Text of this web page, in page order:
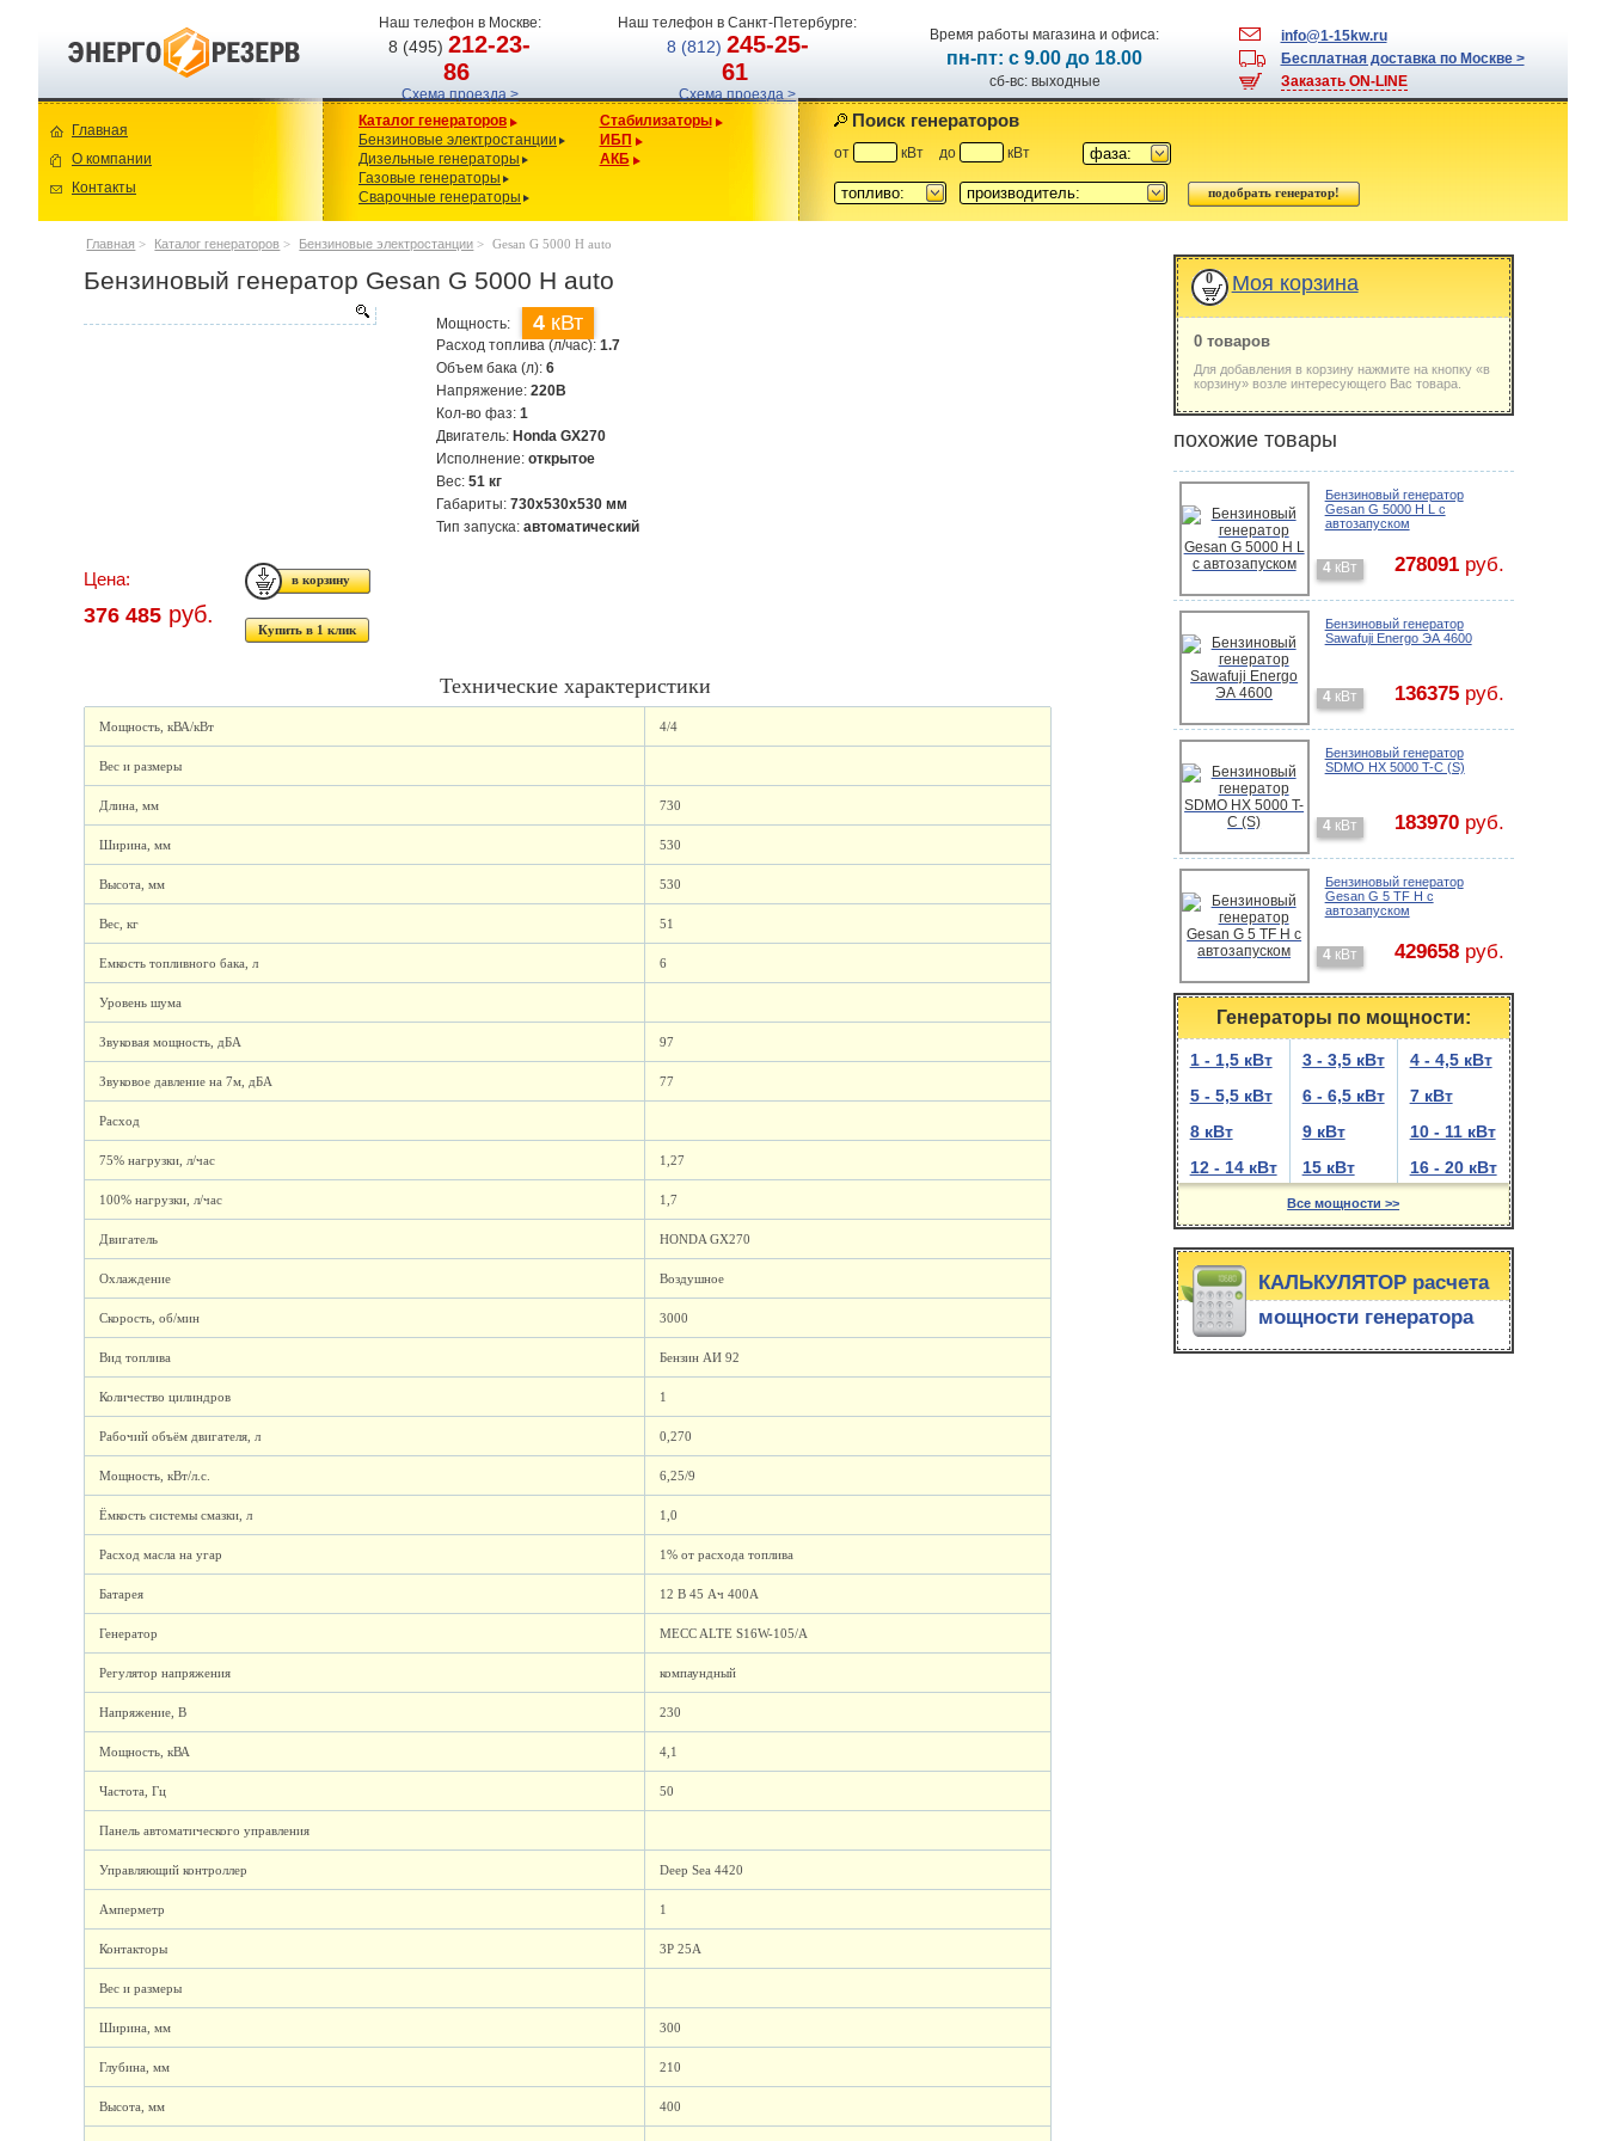
Наш телефон в Москве:
8 (495)212-23-
86
Схема проезда >
Наш телефон в Санкт-Петербурге:
8 (812) 245-25-
61
Схема проезда >
Время работы магазина и офиса:
пн-пт: с 9.00 до 18.00
сб-вс: выходные
info@1-15kw.ru
Бесплатная доставка по Москве >
Заказать ON-LINE
Главная
О компании
Контакты
Каталог генераторов
Бензиновые электростанции
Дизельные генераторы
Газовые генераторы
Сварочные генераторы
Стабилизаторы
ИБП
АКБ
Поиск генераторов
от кВт до кВт фаза:
топливо: производитель:
Главная > Каталог генераторов > Бензиновые электростанции > Gesan G 5000 H auto
Бензиновый генератор Gesan G 5000 H auto
Мощность: 4 кВт
Расход топлива (л/час):1.7
Объем бака (л):6
Напряжение:220В
Кол-во фаз:1
Двигатель: Honda GX270
Исполнение:открытое
Вес:51 кг
Габариты:730х530х530 мм
Тип запуска:автоматический
Цена:
376 485 руб.
Купить в 1 клик
Технические характеристики
Мощность, кВА/кВт 4/4
Вес и размеры
Длина, мм 730
Ширина, мм 530
Высота, мм 530
Вес, кг 51
Емкость топливного бака, л 6
Уровень шума
Звуковая мощность, дБА 97
Звуковое давление на 7м, дБА 77
Расход
75% нагрузки, л/час 1,27
100% нагрузки, л/час 1,7
Двигатель HONDA GX270
Охлаждение Воздушное
Скорость, об/мин 3000
Вид топлива Бензин АИ 92
Количество цилиндров 1
Рабочий объём двигателя, л 0,270
Мощность, кВт/л.с. 6,25/9
Ёмкость системы смазки, л 1,0
Расход масла на угар 1% от расхода топлива
Батарея 12 В 45 Ач 400А
Генератор MECC ALTE S16W-105/A
Регулятор напряжения компаундный
Напряжение, В 230
Мощность, кВА 4,1
Частота, Гц 50
Панель автоматического управления
Управляющий контроллер Deep Sea 4420
Амперметр 1
Контакторы 3P 25А
Вес и размеры
Ширина, мм 300
Глубина, мм 210
Высота, мм 400
0 Моя корзина
0 товаров
Для добавления в корзину нажмите на кнопку «в
корзину» возле интересующего Вас товара.
похожие товары
Бензиновый генератор
Gesan G 5000 H L с
автозапуском
4кВт 278091руб.
Бензиновый генератор
Sawafuji Energo ЭА 4600
4кВт 136375руб.
Бензиновый генератор
SDMO HX 5000 T-C (S)
4кВт 183970руб.
Бензиновый генератор
Gesan G 5 TF H с
автозапуском
4кВт 429658руб.
Генераторы по мощности:
1 - 1,5 кВт 3 - 3,5 кВт
4 - 4,5 кВт
5 - 5,5 кВт
6 - 6,5 кВт
7 кВт
8 кВт
9 кВт
10 - 11 кВт
12 - 14 кВт
15 кВт 16 - 20 кВт
Все мощности >>
КАЛЬКУЛЯТОР расчета
мощности генератора